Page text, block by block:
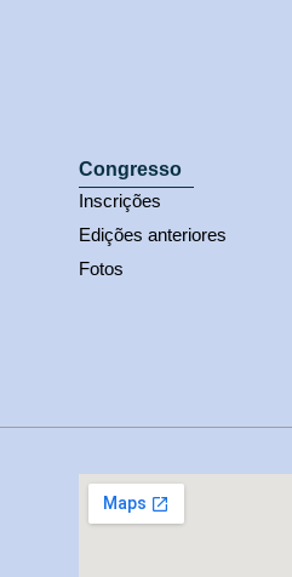
Congresso
Inscrições
Edições anteriores
Fotos